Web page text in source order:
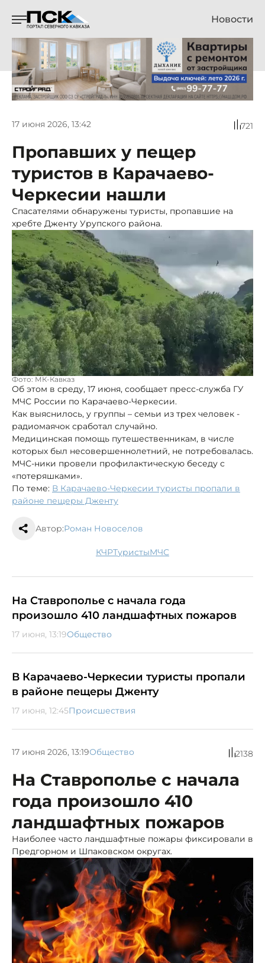
Новости
17 июня 2026, 13:42 721
Пропавших у пещер
туристов в Карачаево-
Черкесии нашли
Спасателями обнаружены туристы, пропавшие на
хребте Дженту Урупского района.
Фото: МК-Кавказ
Об этом в среду, 17 июня, сообщает пресс-служба ГУ
МЧС России по Карачаево-Черкесии.
Как выяснилось, у группы – семьи из трех человек -
радиомаячок сработал случайно.
Медицинская помощь путешественникам, в числе
которых был несовершеннолетний, не потребовалась.
МЧС-ники провели профилактическую беседу с
«потеряшками».
По теме: В Карачаево-Черкесии туристы пропали в
районе пещеры Дженту
Автор:Роман Новоселов
КЧР туристы МЧС
На Ставрополье с начала года
произошло 410 ландшафтных пожаров
17 июня, 13:19Общество
В Карачаево-Черкесии туристы пропали
в районе пещеры Дженту
17 июня, 12:45Происшествия
17 июня 2026, 13:19Общество 2138
На Ставрополье с начала
года произошло 410
ландшафтных пожаров
Наиболее часто ландшафтные пожары фиксировали в
Предгорном и Шпаковском округах.